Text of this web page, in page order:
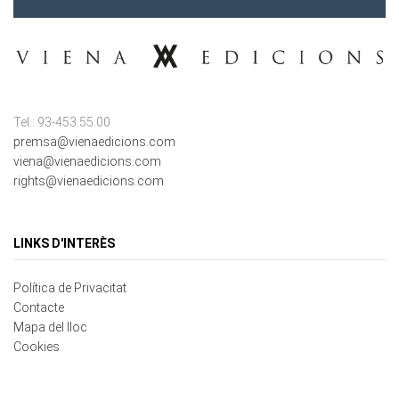
premsa@vienaedicions.com
viena@vienaedicions.com
rights@vienaedicions.com
Contacte
Mapa del lloc
Cookies